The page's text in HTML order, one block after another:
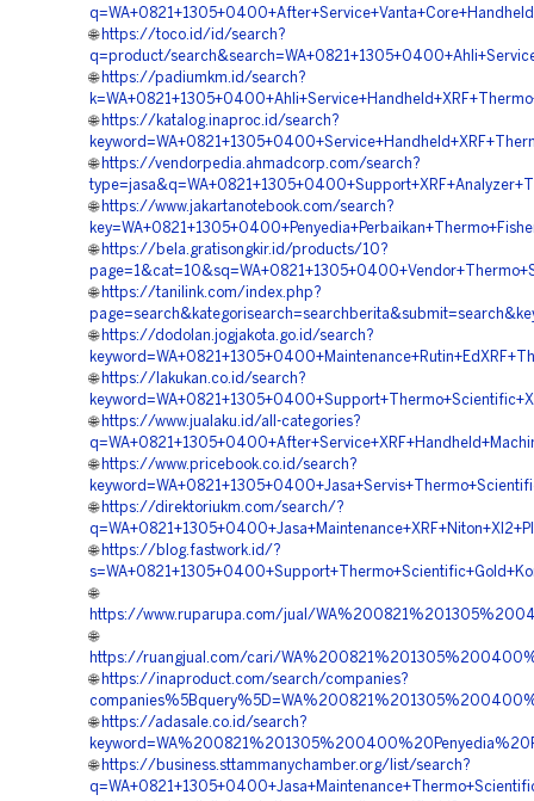
🌐 https://toco.id/id/search?
q=product/
🌐 https://padiumkm.id/search?
🌐 https://katalog.inaproc.id/search?
🌐 https://vendorpedia.ahmadcorp.com/search?
🌐 https://www.jakartanotebook.com/search?
🌐 https://bela.gratisongkir.id/products/10?
🌐 https://tanilink.com/index.php?
🌐 https://dodolan.jogjakota.go.id/search?
🌐 https://lakukan.co.id/search?
🌐 https://www.jualaku.id/all-categories?
🌐 https://www.pricebook.co.id/search?
🌐 https://direktoriukm.com/search/?
🌐 https://blog.fastwork.id/?
🌐
https://www.ruparupa.com/jual/
🌐
https://ruangjual.com/cari/
🌐 https://inaproduct.com/search/companies?
🌐 https://adasale.co.id/search?
🌐 https://business.sttammanychamber.org/list/search?